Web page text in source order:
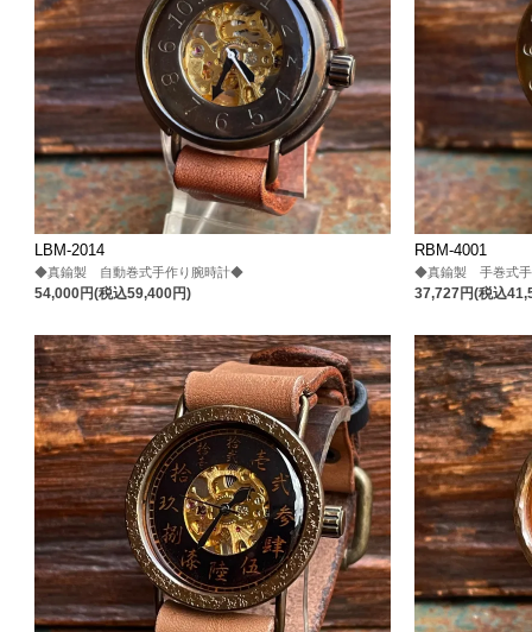
LBM-2014
◆真鍮製 自動巻式手作り腕時計◆
54,000円(税込59,400円)
RBM-4001
◆真鍮製 手巻式
37,727円(税込